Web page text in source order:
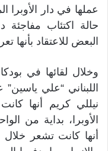
عملها في دار الأوبرا
حالة اكتئاب
البعض للاعتقاد
وخلال لقائها في
اللبناني “علي ياسين”
نيللي كريم أنها
الأوبرا، بداية من
أنها كانت تشعر خلال